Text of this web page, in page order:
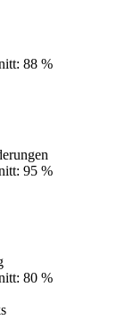
88 %
95 %
80 %